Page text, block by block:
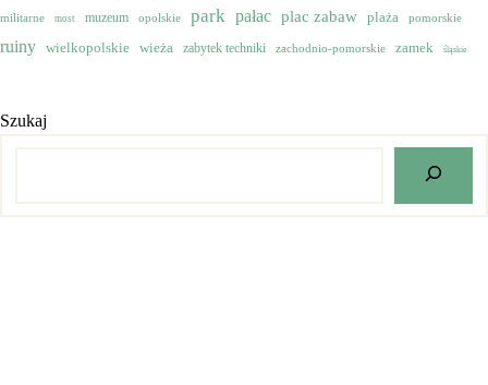
militarne most muzeum opolskie park pałac plac zabaw plaża pomorskie
ruiny wielkopolskie wieża zabytek techniki zachodnio-pomorskie zamek śląskie
Szukaj